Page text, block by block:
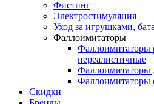
Фистинг
Электростимуляция
Уход за игрушками,
Фаллоимитаторы
Фаллоимитаторы
нереалистичные
Фаллоимитаторы
Фаллоимитаторы
Скидки